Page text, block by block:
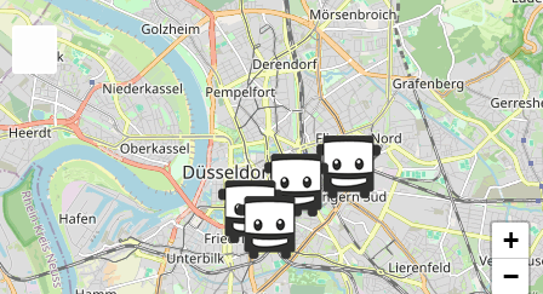
+
−